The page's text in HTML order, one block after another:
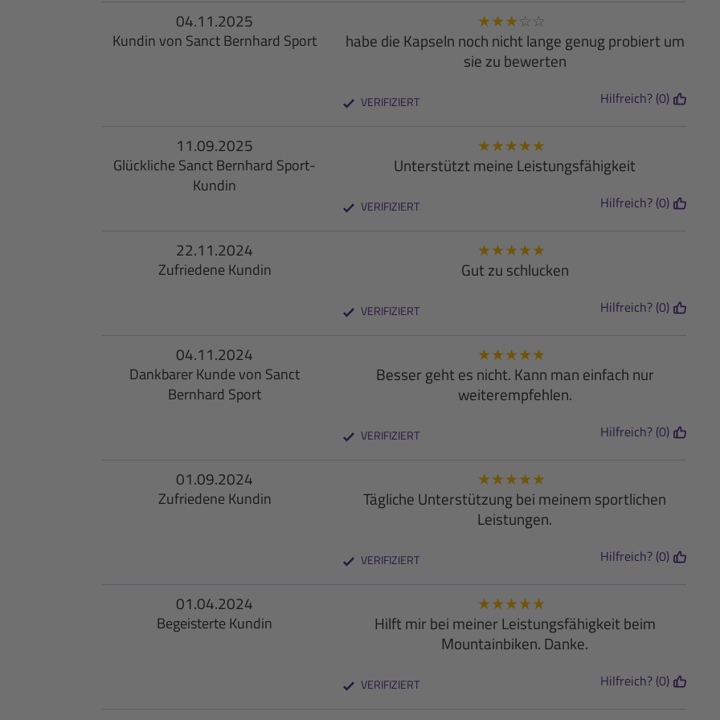
04.11.2025
Kundin von Sanct Bernhard Sport
★★★ ☆ ☆
habe die Kapseln noch nicht lange genug probiert um
sie zu bewerten
VERIFIZIERT Hilfreich? (0)
11.09.2025
Glückliche Sanct Bernhard Sport-
Kundin
★★★★★
Unterstützt meine Leistungsfähigkeit
VERIFIZIERT Hilfreich? (0)
22.11.2024
Zufriedene Kundin
★★★★★
Gut zu schlucken
VERIFIZIERT Hilfreich? (0)
04.11.2024
Dankbarer Kunde von Sanct
Bernhard Sport
★★★★★
Besser geht es nicht. Kann man einfach nur
weiterempfehlen.
VERIFIZIERT Hilfreich? (0)
01.09.2024
Zufriedene Kundin
★★★★★
Tägliche Unterstützung bei meinem sportlichen
Leistungen.
VERIFIZIERT Hilfreich? (0)
01.04.2024
Begeisterte Kundin
★★★★★
Hilft mir bei meiner Leistungsfähigkeit beim
Mountainbiken. Danke.
VERIFIZIERT Hilfreich? (0)